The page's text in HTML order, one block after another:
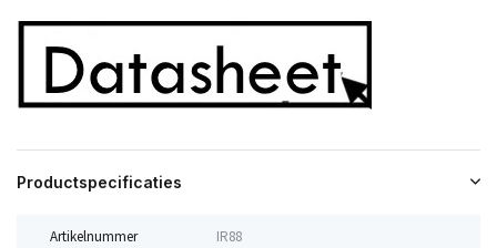
Productspecificaties
Artikelnummer IR88